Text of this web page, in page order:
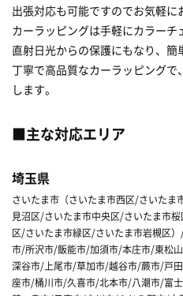
出張対応も可能ですのでお気軽に
カーラッピングは手軽にカラー
直射日光からの保護にもなり、簡
丁寧で高品質なカーラッピング
します。
■主な対応エリア
埼玉県
さいたま市（さいたま市西区/さいた
見沼区/さいたま市中央区/さいたま市
区/さいたま市緑区/さいたま市岩槻区
市/所沢市/飯能市/加須市/本庄市/東松
深谷市/上尾市/草加市/越谷市/蕨市/戸
座市/桶川市/久喜市/北本市/八潮市/富